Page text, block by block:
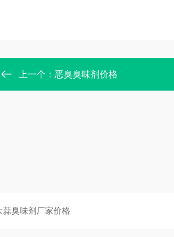
上一个： 恶臭臭味剂价格